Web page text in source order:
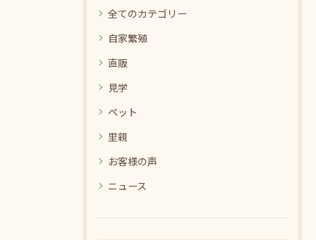
全てのカテゴリー
自家繁殖
直販
見学
ペット
里親
お客様の声
ニュース